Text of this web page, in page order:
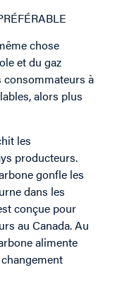
chose
et du gaz
consommateurs à
alors plus
les
producteurs.
gonfle les
dans les
conçue pour
au Canada. Au
alimente